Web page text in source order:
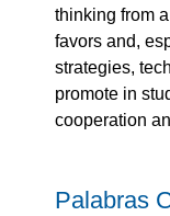
thinking from
favors and,
strategies,
promote in
cooperation
Palabras